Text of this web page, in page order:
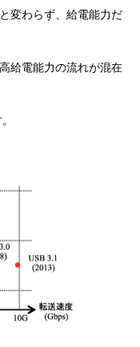
変わらず、給電能力だ
給電能力の流れが混在